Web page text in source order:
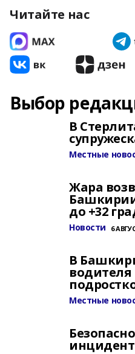
Читайте нас
Выбор
В
Местные
Жара
Башкирии
до +32
Новости 6
В
Местные